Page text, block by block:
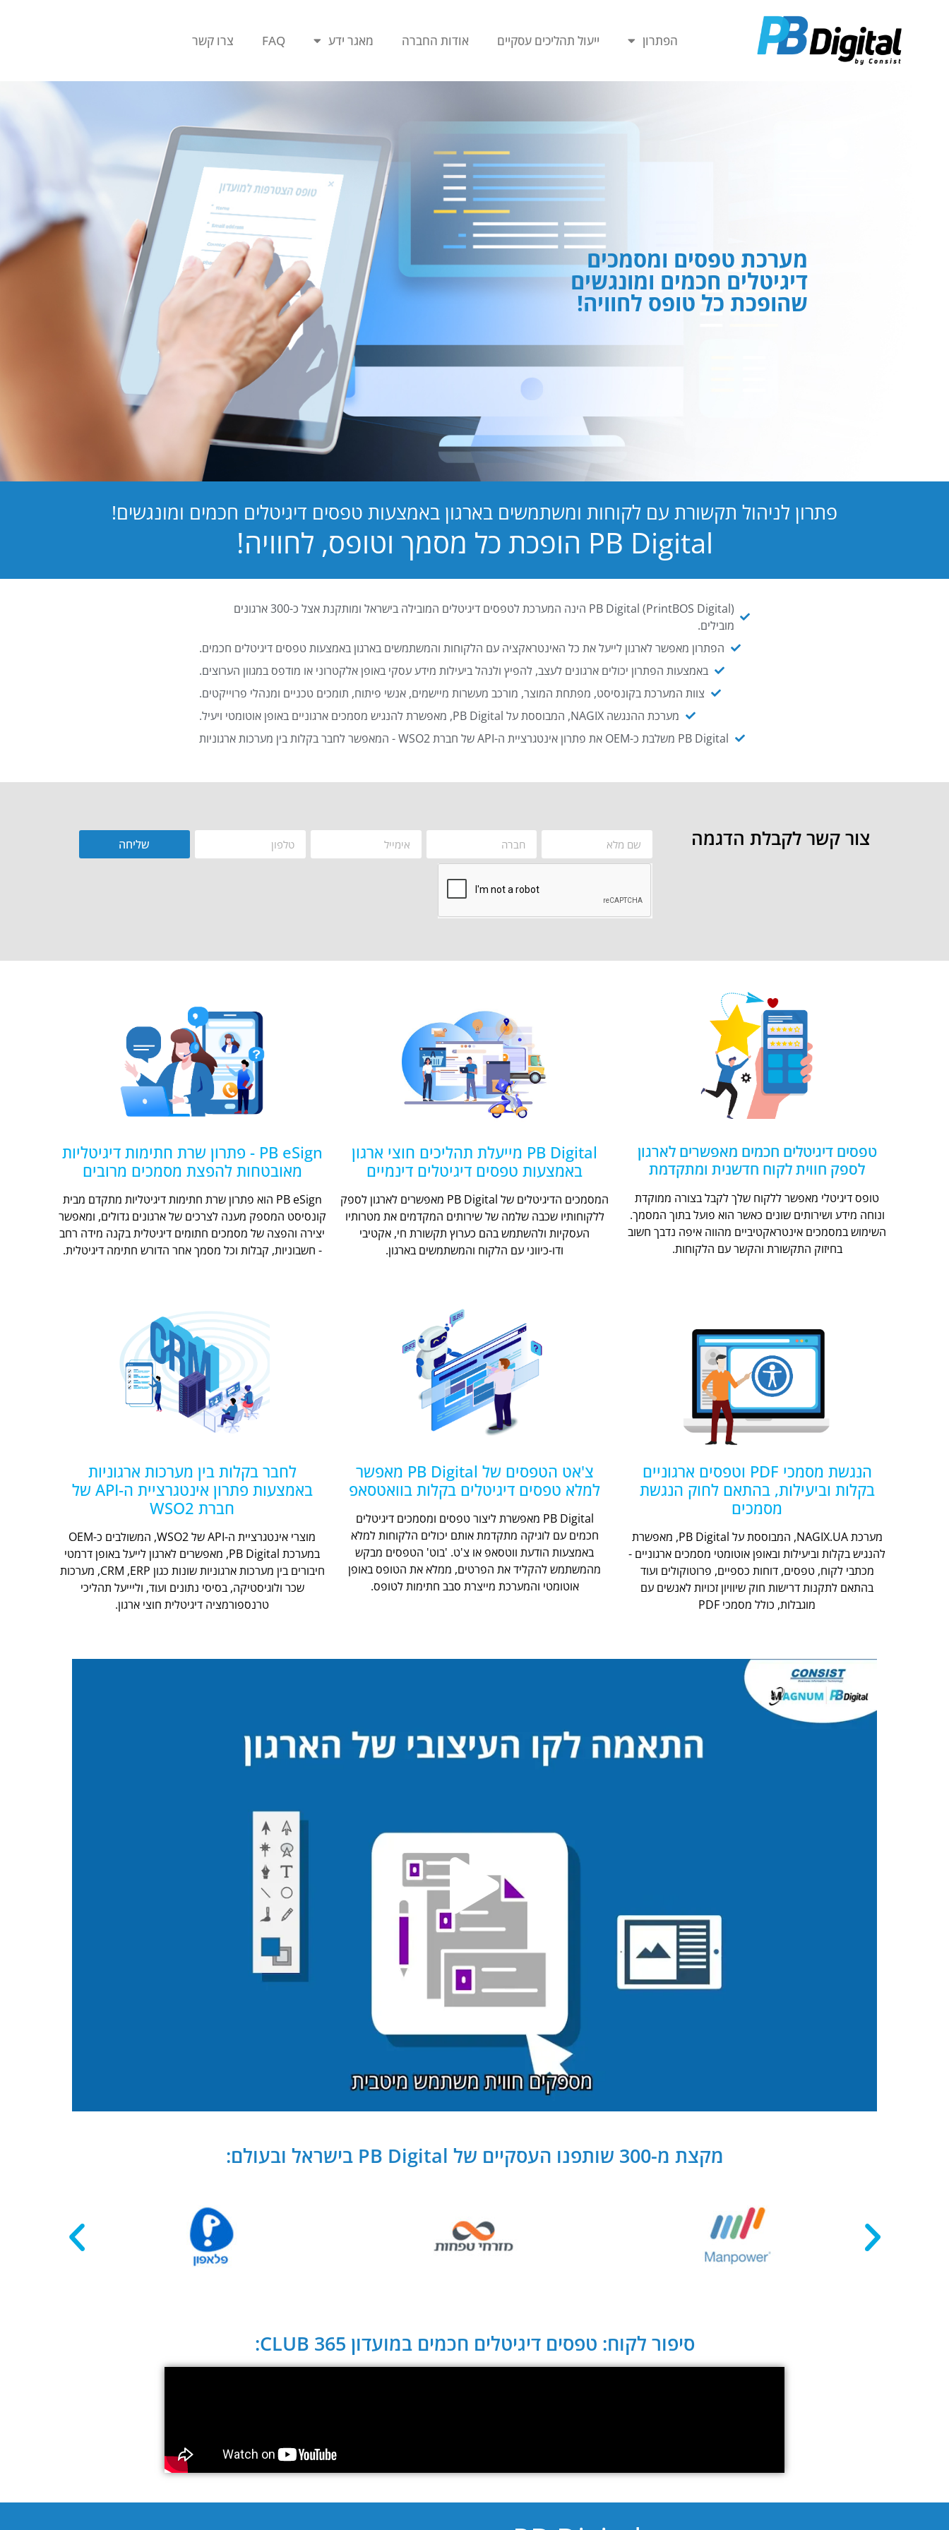
הפתרון ייעול תהליכים עסקיים אודות החברה מאגר ידע FAQ צרו קשר
מערכת טפסים ומסמכים
דיגיטלים חכמים ומונגשים
שהופכת כל טופס לחוויה!
פתרון לניהול תקשורת עם לקוחות ומשתמשים בארגון באמצעות טפסים דיגיטלים חכמים ומונגשים!
PB Digital הופכת כל מסמך וטופס, לחוויה!
PB Digital (PrintBOS Digital) הינה המערכת לטפסים דיגיטלים המובילה בישראל ומותקנת אצל כ-300 ארגונים
מובילים.
הפתרון מאפשר לארגון לייעל את כל האינטראקציה עם הלקוחות והמשתמשים בארגון באמצעות טפסים דיגיטלים חכמים.
באמצעות הפתרון יכולים ארגונים לעצב, להפיץ ולנהל ביעילות מידע עסקי באופן אלקטרוני או מודפס במגוון הערוצים.
צוות המערכת בקונסיסט, מפתחת המוצר, מורכב מעשרות מיישמים, אנשי פיתוח, תומכים טכניים ומנהלי פרוייקטים.
מערכת ההנגשה NAGIX, המבוססת על PB Digital, מאפשרת להנגיש מסמכים ארגוניים באופן אוטומטי ויעיל.
PB Digital משלבת כ-OEM את פתרון אינטגרציית ה-API של חברת WSO2 - המאפשר לחבר בקלות בין מערכות ארגוניות
צור קשר לקבלת הדגמה שליחה
טפסים דיגיטלים חכמים מאפשרים לארגון
לספק חווית לקוח חדשנית ומתקדמת
טופס דיגיטלי מאפשר ללקוח שלך לקבל בצורה ממוקדת
ונוחה מידע ושירותים שונים כאשר הוא פועל בתוך המסמך.
השימוש במסמכים אינטראקטיביים מהווה איפה נדבך חשוב
בחיזוק התקשורת והקשר עם הלקוחות.
PB Digital מייעלת תהליכים חוצי ארגון
באמצעות טפסים דיגיטלים דינמיים
המסמכים הדיגיטלים של PB Digital מאפשרים לארגון לספק
ללקוחותיו שכבה שלמה של שירותים המקדמים את מטרותיו
העסקיות ולהשתמש בהם כערוץ תקשורת חי, אקטיבי
ודו-כיווני עם הלקוח והמשתמשים בארגון.
PB eSign - פתרון שרת חתימות דיגיטליות
מאובטחות להפצת מסמכים מרובים
PB eSign הוא פתרון שרת חתימות דיגיטליות מתקדם מבית
קונסיסט המספק מענה לצרכים של ארגונים גדולים, ומאפשר
יצירה והפצה של מסמכים חתומים דיגיטלית בקנה מידה רחב
- חשבוניות, קבלות וכל מסמך אחר הדורש חתימה דיגיטלית.
הנגשת מסמכי PDF וטפסים ארגוניים
בקלות וביעילות, בהתאם לחוק הנגשת
מסמכים
מערכת NAGIX.UA, המבוססת על PB Digital, מאפשרת
להנגיש בקלות וביעילות ובאופן אוטומטי מסמכים ארגוניים -
מכתבי לקוח, טפסים, דוחות כספיים, פרוטוקולים ועוד
בהתאם לתקנות דרישות חוק שיוויון זכויות לאנשים עם
מוגבלות, כולל מסמכי PDF
צ'אט הטפסים של PB Digital מאפשר
למלא טפסים דיגיטלים בקלות בוואטסאפ
PB Digital מאפשרת ליצור טפסים ומסמכים דיגיטלים
חכמים עם לוגיקה מתקדמת אותם יכולים הלקוחות למלא
באמצעות הודעת ווטסאפ או צ'ט. 'בוט' הטפסים מבקש
מהמשתמש להקליד את הפרטים, ממלא את הטופס באופן
אוטומטי והמערכת מייצרת סבב חתימות לטופס.
לחבר בקלות בין מערכות ארגוניות
באמצעות פתרון אינטגרציית ה-API של
חברת WSO2
מוצרי אינטגרציית ה-API של WSO2, המשולבים כ-OEM
במערכת PB Digital, מאפשרים לארגון לייעל באופן דרמטי
חיבורים בין מערכות ארגוניות שונות כגון CRM ,ERP, מערכות
שכר ולוגיסטיקה, בסיסי נתונים ועוד, וליייעל תהליכי
טרנספורמציה דיגיטלית חוצי ארגון.
מקצת מ-300 שותפנו העסקיים של PB Digital בישראל ובעולם:
סיפור לקוח: טפסים דיגיטלים חכמים במועדון CLUB 365: